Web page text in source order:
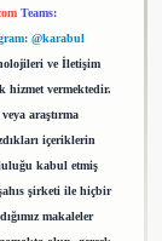
Teams:
@karabul
ve İletişim
hizmet vermektedir.
araştırma
içeriklerin
kabul etmiş
şirketi ile hiçbir
makaleler